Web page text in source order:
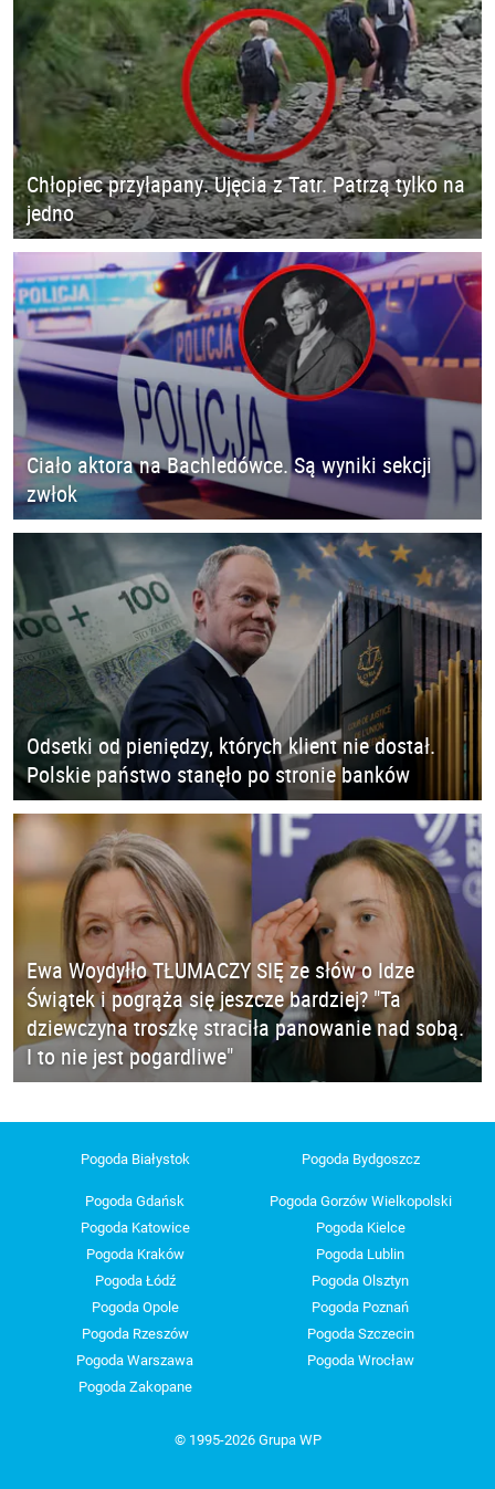
Chłopiec przyłapany. Ujęcia z Tatr. Patrzą tylko na
jedno
Ciało aktora na Bachledówce. Są wyniki sekcji
zwłok
Odsetki od pieniędzy, których klient nie dostał.
Polskie państwo stanęło po stronie banków
Ewa Woydyłło TŁUMACZY SIĘ ze słów o Idze
Świątek i pogrąża się jeszcze bardziej? "Ta
dziewczyna troszkę straciła panowanie nad sobą.
I to nie jest pogardliwe"
Pogoda Białystok Pogoda Bydgoszcz
Pogoda Gdańsk
Pogoda Gorzów Wielkopolski
Pogoda Katowice
Pogoda Kielce
Pogoda Kraków
Pogoda Lublin
Pogoda Łódź
Pogoda Olsztyn
Pogoda Opole
Pogoda Poznań
Pogoda Rzeszów
Pogoda Szczecin
Pogoda Warszawa
Pogoda Wrocław
Pogoda Zakopane
© 1995-2026 Grupa WP